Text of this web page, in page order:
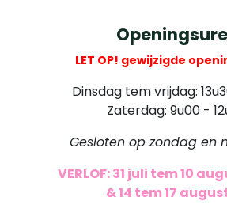
LET OP! gewijzigde
Dinsdag tem vrijdag:
Zaterdag: 9u00 -
Gesloten op zondag en
VERLOF: 31 juli tem 10
& 14 tem 17